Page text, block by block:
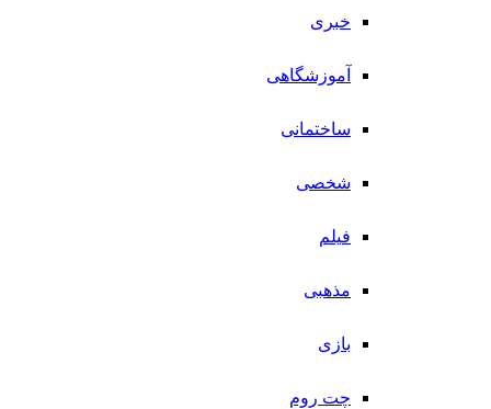
خبری
آموزشگاهی
ساختمانی
شخصی
فیلم
مذهبی
بازی
چت روم